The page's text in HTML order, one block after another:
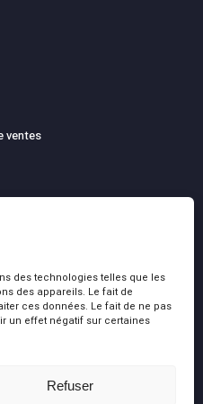
des technologies telles que les
des appareils. Le fait de
ces données. Le fait de ne pas
un effet négatif sur certaines
Refuser
Commander
ventes